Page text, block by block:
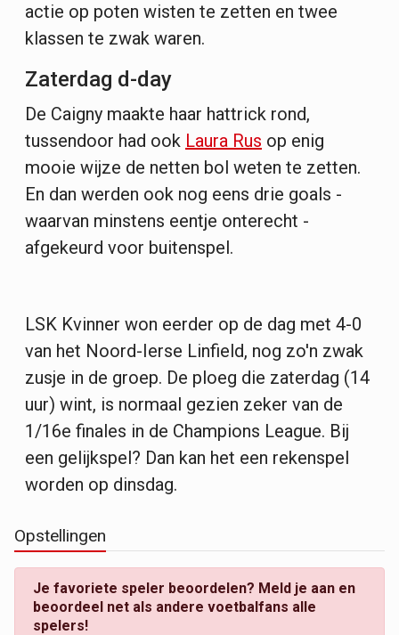
actie op poten wisten te zetten en twee
klassen te zwak waren.
Zaterdag d-day
De Caigny maakte haar hattrick rond,
tussendoor had ook Laura Rus op enig
mooie wijze de netten bol weten te zetten.
En dan werden ook nog eens drie goals -
waarvan minstens eentje onterecht -
afgekeurd voor buitenspel.
LSK Kvinner won eerder op de dag met 4-0
van het Noord-Ierse Linfield, nog zo'n zwak
zusje in de groep. De ploeg die zaterdag (14
uur) wint, is normaal gezien zeker van de
1/16e finales in de Champions League. Bij
een gelijkspel? Dan kan het een rekenspel
worden op dinsdag.
Opstellingen
Je favoriete speler beoordelen? Meld je aan en
beoordeel net als andere voetbalfans alle
spelers!